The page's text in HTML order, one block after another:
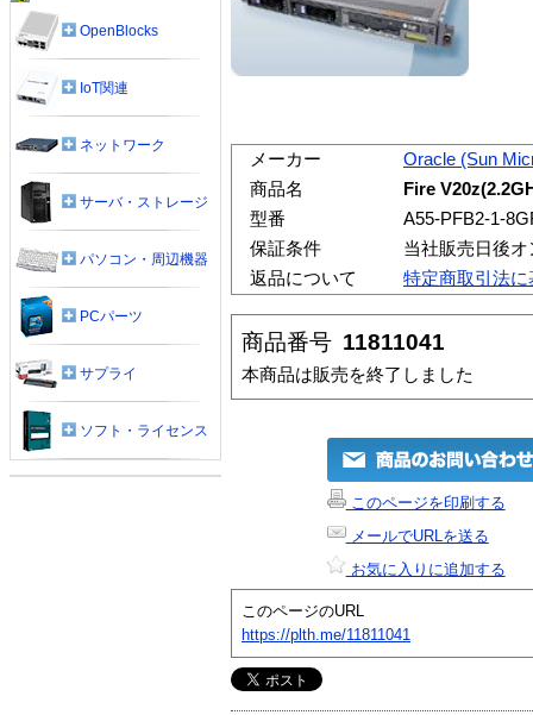
メーカー
Oracle (Sun
商品名
Fire
型番
A55-PFB2-1-
保証条件
当社販売日後
返品について
特定商取引法
商品番号 11811041
本商品は販売を終了しました
このページを印刷する
メールでURLを送る
お気に入りに追加する
このページのURL
https://plth.me/11811041
OpenBlocks
IoT関連
ネットワーク
サーバ・ストレージ
パソコン・周辺機器
PCパーツ
サプライ
ソフト・ライセンス